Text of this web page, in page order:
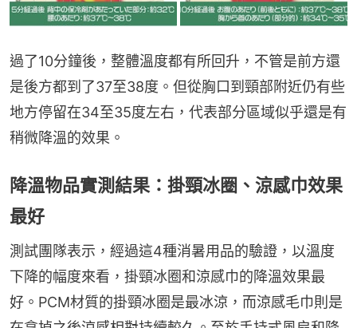
過了10分鐘後，整體溫度都有所回升，不管是前方還
是後方都到了37至38度。但從胸口到頸部附近仍有些
地方停留在34至35度左右，代表部分區域似乎還是有
稍微降溫的效果。
降溫物品實測結果：掛頸冰圈、涼感巾效果
最好
測試團隊表示，經過這4種消暑用品的驗證，以溫度
下降的幅度來看，掛頸冰圈和涼感巾的降溫效果最
好。PCM材質的掛頸冰圈是最冰涼，而涼感毛巾則是